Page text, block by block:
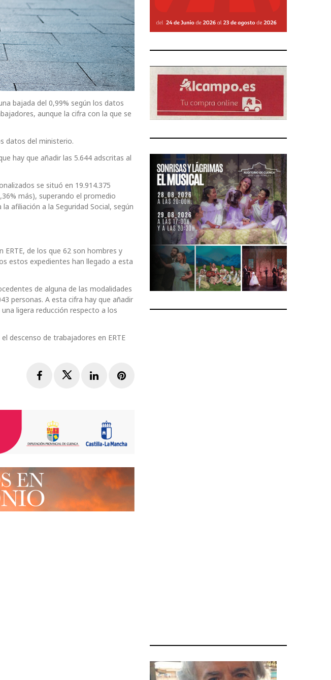
bajada del 0,99% según los datos
aunque la cifra con la que se
datos del ministerio.
hay que añadir las 5.644 adscritas al
se situó en 19.914.375
más), superando el promedio
afiliación a la Seguridad Social, según
de los que 62 son hombres y
estos expedientes han llegado a esta
de alguna de las modalidades
personas. A esta cifra hay que añadir
ligera reducción respecto a los
descenso de trabajadores en ERTE
FacebookTwitterLinkedInPinterest